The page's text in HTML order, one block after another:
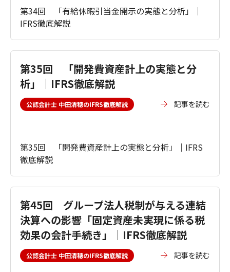
第34回 「有給休暇引当金開示の実態と分析」｜
IFRS徹底解説
第35回 「開発費資産計上の実態と分
析」｜IFRS徹底解説
公認会計士 中田清穂のIFRS徹底解説 記事を読む
第35回 「開発費資産計上の実態と分析」｜IFRS
徹底解説
第45回 グループ法人税制が与える連結
決算への影響「固定資産未実現に係る税
効果の会計手続き」｜IFRS徹底解説
公認会計士 中田清穂のIFRS徹底解説 記事を読む